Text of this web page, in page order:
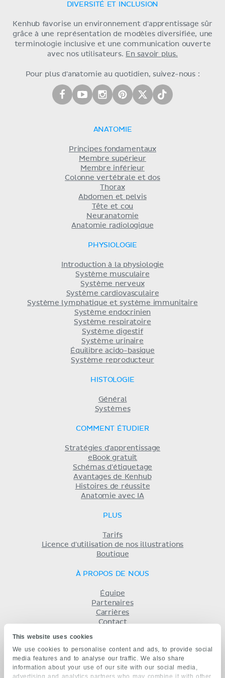
This website uses cookies
We use cookies to personalise content and ads, to provide social
media features and to analyse our traffic. We also share
information about your use of our site with our social media,
advertising and analytics partners who may combine it with other
DIVERSITÉ ET INCLUSION
Kenhub favorise un environnement d'apprentissage sûr
grâce à une représentation de modèles diversifiée, une
terminologie inclusive et une communication ouverte
avec nos utilisateurs. En savoir plus.
Pour plus d'anatomie au quotidien, suivez-nous :
ANATOMIE
Principes fondamentaux
Membre supérieur
Membre inférieur
Colonne vertébrale et dos
Thorax
Abdomen et pelvis
Tête et cou
Neuranatomie
Anatomie radiologique
PHYSIOLOGIE
Introduction à la physiologie
Système musculaire
Système nerveux
Système cardiovasculaire
Système lymphatique et système immunitaire
Système endocrinien
Système respiratoire
Système digestif
Système urinaire
Équilibre acido-basique
Système reproducteur
HISTOLOGIE
Général
Systèmes
COMMENT ÉTUDIER
Stratégies d'apprentissage
eBook gratuit
Schémas d'étiquetage
Avantages de Kenhub
Histoires de réussite
Anatomie avec IA
PLUS
Tarifs
Licence d'utilisation de nos illustrations
Boutique
À PROPOS DE NOUS
Équipe
Partenaires
Carrières
Contact
Politique de confidentialité
KENHUB EN...